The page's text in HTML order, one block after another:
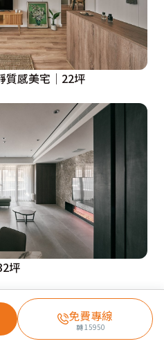
免費專線
轉15950
質感美宅│22坪
坪